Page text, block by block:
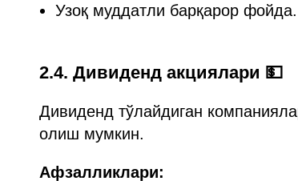
Узоқ муддатли барқарор фойда.
2.4. Дивиденд акциялари 💵
Дивиденд тўлайдиган
олиш мумкин.
Афзалликлари: